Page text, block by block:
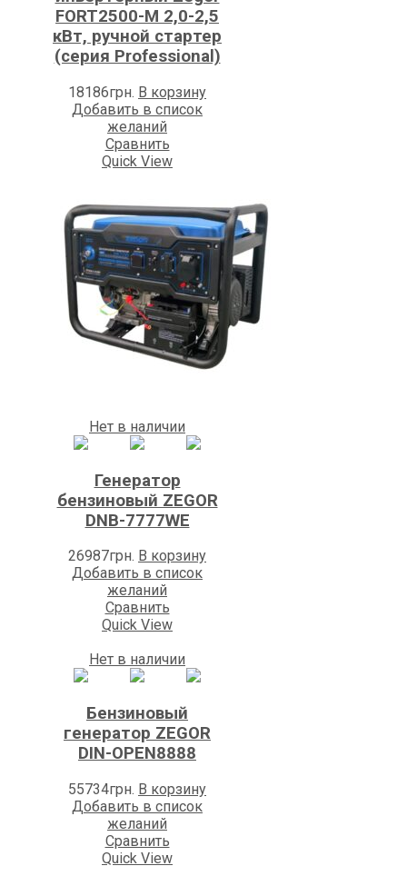
FORT2500-M 2,0-2,5
кВт, ручной стартер
(серия Professional)
18186грн. В корзину
Добавить в список
желаний
Сравнить
Quick View
Нет в наличии
Генератор
бензиновый ZEGOR
DNB-7777WE
26987грн. В корзину
Добавить в список
желаний
Сравнить
Quick View
Нет в наличии
Бензиновый
генератор ZEGOR
DIN-OPEN8888
55734грн. В корзину
Добавить в список
желаний
Сравнить
Quick View